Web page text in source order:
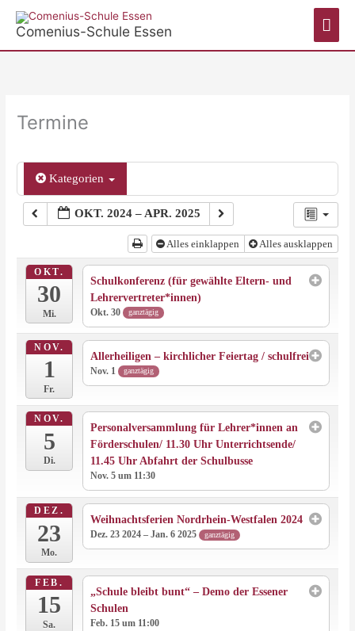
InhaltComenius-Schule Essen
Termine
Kategorien
OKT. 2024 – APR. 2025
Alles einklappen Alles ausklappen
OKT.
30
Mi.
Schulkonferenz (für gewählte Eltern- und
Lehrervertreter*innen)
Okt. 30 ganztägig
NOV.
1
Fr.
Allerheiligen – kirchlicher Feiertag / schulfrei
Nov. 1 ganztägig
NOV.
5
Di.
Personalversammlung für Lehrer*innen an
Förderschulen/ 11.30 Uhr Unterrichtsende/
11.45 Uhr Abfahrt der Schulbusse
Nov. 5 um 11:30
DEZ.
23
Mo.
Weihnachtsferien Nordrhein-Westfalen 2024
Dez. 23 2024 – Jan. 6 2025 ganztägig
FEB.
15
Sa.
„Schule bleibt bunt“ – Demo der Essener
Schulen
Feb. 15 um 11:00